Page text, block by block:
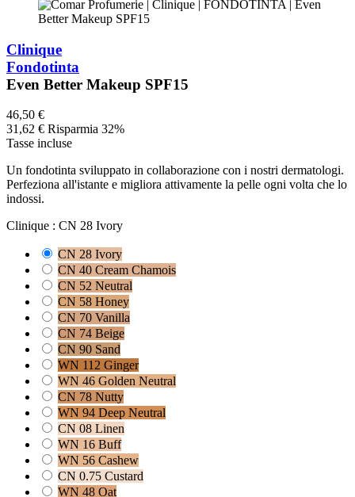
Clinique
Fondotinta
Even Better Makeup SPF15
46,50 €
31,62 € Risparmia 32%
Tasse incluse
Un fondotinta sviluppato in collaborazione con i nostri dermatologi.
Perfeziona all'istante e migliora attivamente la pelle ogni volta che lo
indossi.
Clinique : CN 28 Ivory
CN 28 Ivory
CN 40 Cream Chamois
CN 52 Neutral
CN 58 Honey
CN 70 Vanilla
CN 74 Beige
CN 90 Sand
WN 112 Ginger
WN 46 Golden Neutral
CN 78 Nutty
WN 94 Deep Neutral
CN 08 Linen
WN 16 Buff
WN 56 Cashew
CN 0.75 Custard
WN 48 Oat